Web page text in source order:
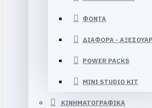
ΦΟΝΤΑ
ΔΙΑΦΟΡΑ - ΑΞΕΣΟΥΑΡ
POWER PACKS
MINI STUDIO KIT
ΚΙΝΗΜΑΤΟΓΡΑΦΙΚΑ